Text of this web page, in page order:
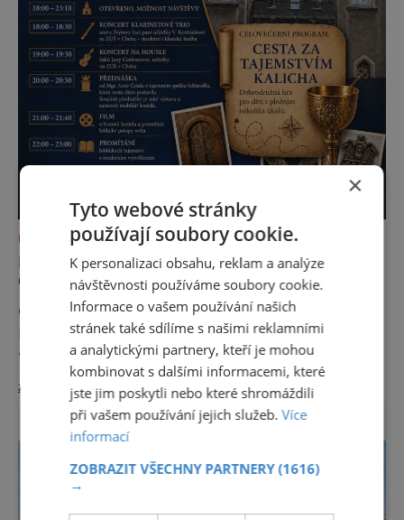
NEJKRÁSNĚJŠÍ PAMÁTKY
NOC KOSTELŮ 2026 V HUSOVĚ SBORU V
CHEBU
Odhalte tajemství chebské Schlaraffie V
pátek 29. května 2026 se v rámci celostátní
akce Noc kostelů otevřou veřejnosti i místa,
která běžně zůstávají skrytá. Jedním z
nejzajímavějších bude bezesporu Husův
sbor Církve československé husitské v
Chebu (Vrbenského 14), který letos nabídne
dobrodružství pro malé i velké návštěvníky.
Málokdo ví, že dnešní kos
zobrazit více >>
×
Tyto webové stránky
používají soubory cookie.
K personalizaci obsahu, reklam a analýze
návštěvnosti používáme soubory cookie.
Informace o vašem používání našich
stránek také sdílíme s našimi reklamními
a analytickými partnery, kteří je mohou
kombinovat s dalšími informacemi, které
jste jim poskytli nebo které shromáždili
při vašem používání jejich služeb.Více
informací
ZOBRAZIT VŠECHNY PARTNERY(1616)
→